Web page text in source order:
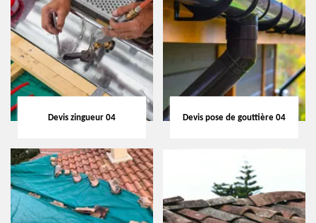
Devis zingueur 04 Devis pose de gouttière 04